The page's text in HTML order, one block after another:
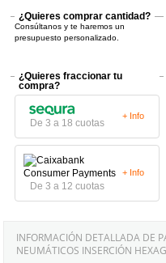
¿Quieres comprar cantidad?
Consúltanos y te haremos un
presupuesto personalizado.
¿Quieres fraccionar tu
compra?
De 3 a 18 cuotas
+ Info
De 3 a 12 cuotas
+ Info
INFORMACIÓN DETALLADA DE
NEUMÁTICOS INSERCIÓN